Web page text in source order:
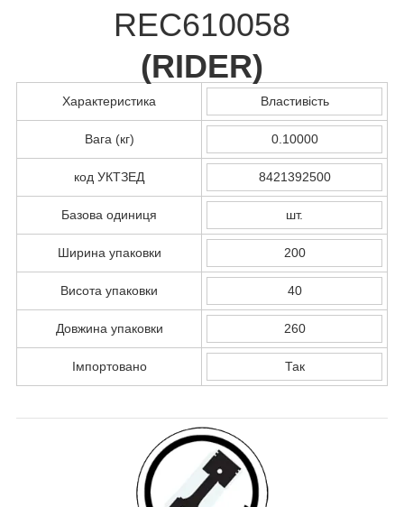
REC610058
(RIDER)
Характеристика Властивість
Вага (кг) 0.10000
код УКТЗЕД 8421392500
Базова одиниця шт.
Ширина упаковки 200
Висота упаковки 40
Довжина упаковки 260
Імпортовано Так